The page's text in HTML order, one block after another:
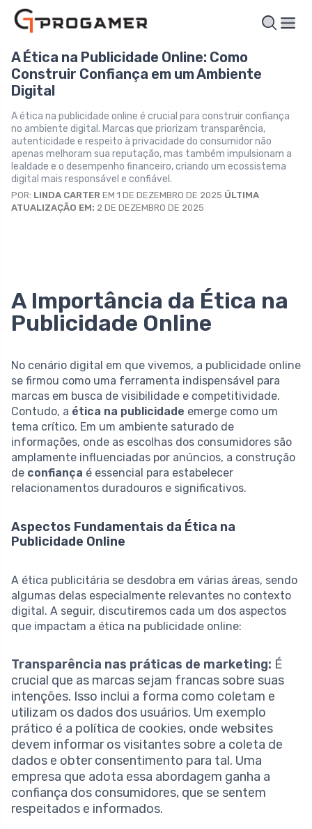
A Ética na Publicidade Online: Como
Construir Confiança em um Ambiente
Digital
A ética na publicidade online é crucial para construir confiança
no ambiente digital. Marcas que priorizam transparência,
autenticidade e respeito à privacidade do consumidor não
apenas melhoram sua reputação, mas também impulsionam a
lealdade e o desempenho financeiro, criando um ecossistema
digital mais responsável e confiável.
POR: LINDA CARTER EM 1 DE DEZEMBRO DE 2025 ÚLTIMA
ATUALIZAÇÃO EM: 2 DE DEZEMBRO DE 2025
A Importância da Ética na
Publicidade Online
No cenário digital em que vivemos, a publicidade online
se firmou como uma ferramenta indispensável para
marcas em busca de visibilidade e competitividade.
Contudo, a ética na publicidade emerge como um
tema crítico. Em um ambiente saturado de
informações, onde as escolhas dos consumidores são
amplamente influenciadas por anúncios, a construção
de confiança é essencial para estabelecer
relacionamentos duradouros e significativos.
Aspectos Fundamentais da Ética na
Publicidade Online
A ética publicitária se desdobra em várias áreas, sendo
algumas delas especialmente relevantes no contexto
digital. A seguir, discutiremos cada um dos aspectos
que impactam a ética na publicidade online:
Transparência nas práticas de marketing: É
crucial que as marcas sejam francas sobre suas
intenções. Isso inclui a forma como coletam e
utilizam os dados dos usuários. Um exemplo
prático é a política de cookies, onde websites
devem informar os visitantes sobre a coleta de
dados e obter consentimento para tal. Uma
empresa que adota essa abordagem ganha a
confiança dos consumidores, que se sentem
respeitados e informados.